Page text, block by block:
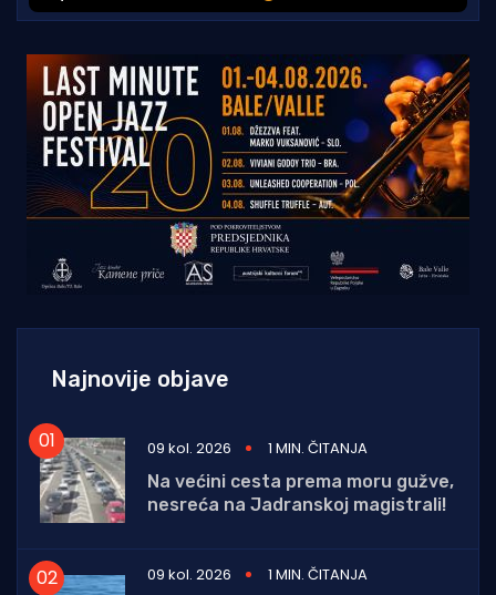
Najnovije objave
09 kol. 2026
1 MIN. ČITANJA
Na većini cesta prema moru gužve,
nesreća na Jadranskoj magistrali!
09 kol. 2026
1 MIN. ČITANJA